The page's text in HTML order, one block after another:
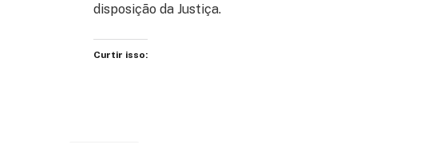
disposição da Justiça.
Curtir isso: